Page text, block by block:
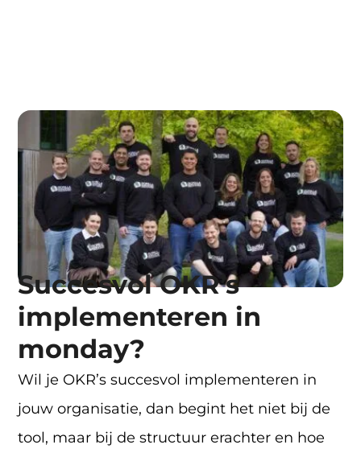
Succesvol OKR’s
implementeren in
monday?
Wil je OKR’s succesvol implementeren in
jouw organisatie, dan begint het niet bij de
tool, maar bij de structuur erachter en hoe